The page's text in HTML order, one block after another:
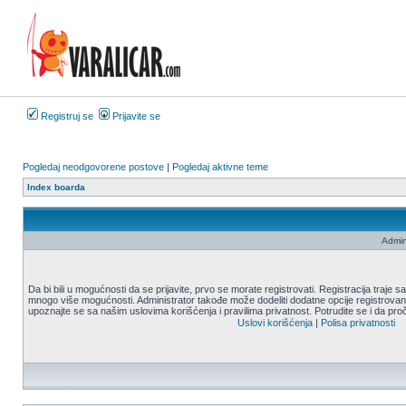
Registruj se Prijavite se
Pogledaj neodgovorene postove | Pogledaj aktivne teme
Index boarda
Da bi bili u mogućnosti da se prijavite, prvo se morate registrovati. Registracija traje
mnogo više mogućnosti. Administrator takođe može dodeliti dodatne opcije
upoznajte se sa našim uslovima korišćenja i pravilima privatnost. Potrudite se i da
Uslovi korišćenja| Polisa privatnosti